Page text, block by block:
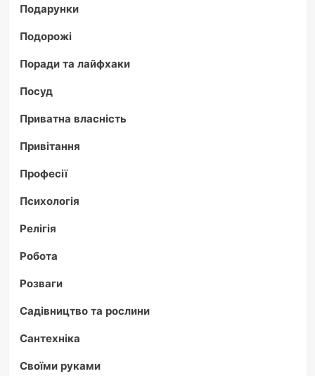
Подарунки
Подорожі
Поради та лайфхаки
Посуд
Приватна власність
Привітання
Професії
Психологія
Релігія
Робота
Розваги
Садівництво та рослини
Сантехніка
Своїми руками